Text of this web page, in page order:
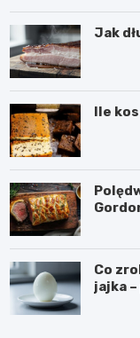
Jak
Ile
Co
jajka